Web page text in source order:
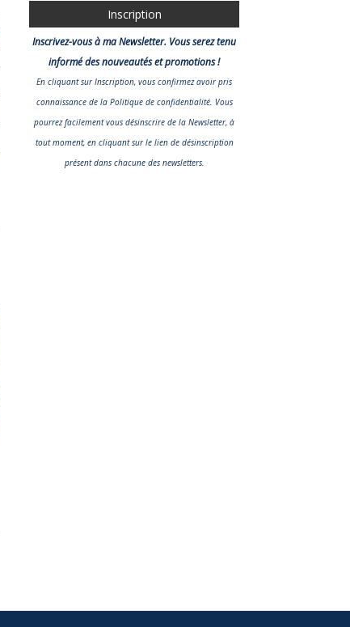
Inscrivez-vous à ma Newsletter. Vous serez tenu
informé des nouveautés et promotions !
En cliquant sur Inscription, vous confirmez avoir pris
connaissance de la Politique de confidentialité. Vous
pourrez facilement vous désinscrire de la Newsletter, à
tout moment, en cliquant sur le lien de désinscription
présent dans chacune des newsletters.